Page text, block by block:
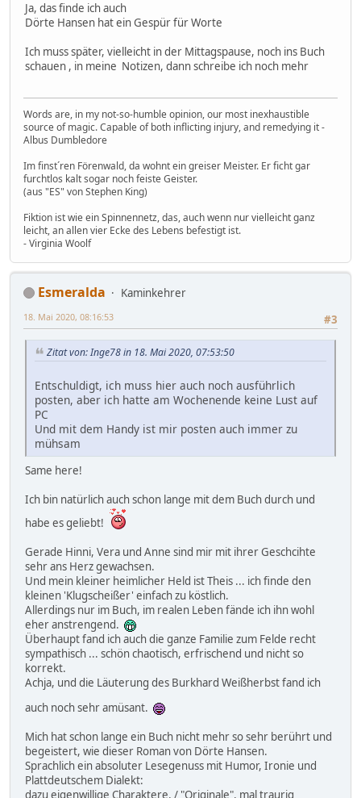
Ja, das finde ich auch
Dörte Hansen hat ein Gespür für Worte
Ich muss später, vielleicht in der Mittagspause, noch ins Buch
schauen , in meine Notizen, dann schreibe ich noch mehr
Words are, in my not-so-humble opinion, our most inexhaustible
source of magic. Capable of both inflicting injury, and remedying it -
Albus Dumbledore
Im finst´ren Förenwald, da wohnt ein greiser Meister. Er ficht gar
furchtlos kalt sogar noch feiste Geister.
(aus "ES" von Stephen King)
Fiktion ist wie ein Spinnennetz, das, auch wenn nur vielleicht ganz
leicht, an allen vier Ecke des Lebens befestigt ist.
- Virginia Woolf
Esmeralda
Kaminkehrer
#3
18. Mai 2020, 08:16:53
Zitat von: Inge78 in 18. Mai 2020, 07:53:50
Entschuldigt, ich muss hier auch noch ausführlich
posten, aber ich hatte am Wochenende keine Lust auf
PC
Und mit dem Handy ist mir posten auch immer zu
mühsam
Same here!
Ich bin natürlich auch schon lange mit dem Buch durch und
habe es geliebt!
Gerade Hinni, Vera und Anne sind mir mit ihrer Geschcihte
sehr ans Herz gewachsen.
Und mein kleiner heimlicher Held ist Theis ... ich finde den
kleinen 'Klugscheißer' einfach zu köstlich.
Allerdings nur im Buch, im realen Leben fände ich ihn wohl
eher anstrengend.
Überhaupt fand ich auch die ganze Familie zum Felde recht
sympathisch ... schön chaotisch, erfrischend und nicht so
korrekt.
Achja, und die Läuterung des Burkhard Weißherbst fand ich
auch noch sehr amüsant.
Mich hat schon lange ein Buch nicht mehr so sehr berührt und
begeistert, wie dieser Roman von Dörte Hansen.
Sprachlich ein absoluter Lesegenuss mit Humor, Ironie und
Plattdeutschem Dialekt:
dazu eigenwillige Charaktere, / "Originale", mal traurig